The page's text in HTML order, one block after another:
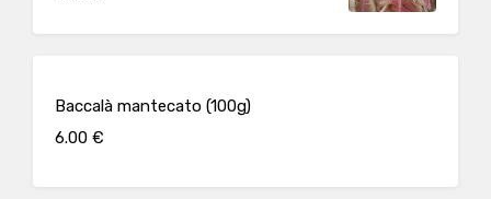
Baccalà mantecato (100g)
6.00 €